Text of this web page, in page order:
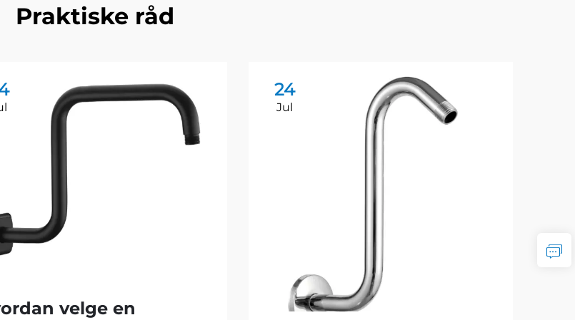
Praktiske råd
velge en
24
Jul